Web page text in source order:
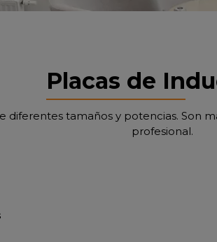
Placas de
diferentes tamaños y potencias. Son
profesional.